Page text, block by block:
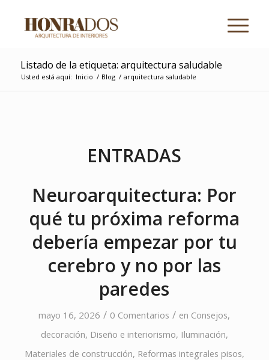
Listado de la etiqueta: arquitectura saludable
Usted está aquí: Inicio / Blog / arquitectura saludable
ENTRADAS
Neuroarquitectura: Por
qué tu próxima reforma
debería empezar por tu
cerebro y no por las
paredes
mayo 16, 2026 / 0 Comentarios / en Consejos,
decoración, Diseño e interiorismo, Iluminación,
Materiales de construcción, Reformas integrales pisos,